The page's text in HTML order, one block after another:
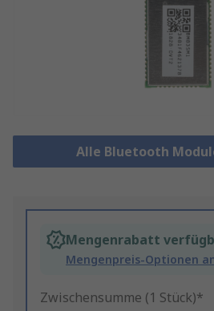
Alle Bluetooth
Mengenrabatt
Mengenpreis-Optionen
Zwischensumme (1 Stück)*